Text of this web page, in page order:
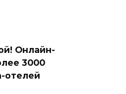
Онлайн-
3000
отелей